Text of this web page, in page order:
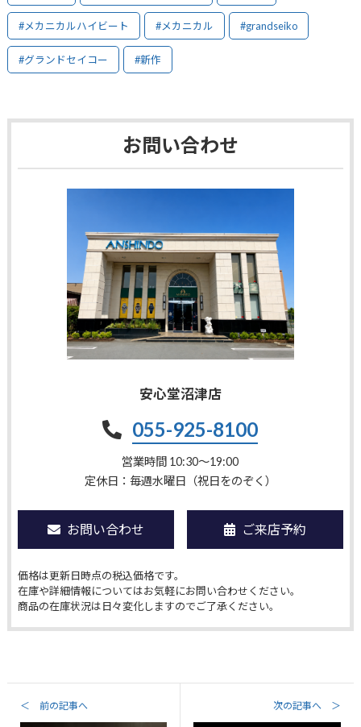
#メカニカルハイビート #メカニカル #grandseiko
#グランドセイコー #新作
お問い合わせ
安心堂沼津店
055-925-8100
営業時間 10:30〜19:00
定休日：毎週水曜日（祝日をのぞく）
お問い合わせ ご来店予約
価格は更新日時点の税込価格です。
在庫や詳細情報についてはお気軽にお問い合わせください。
商品の在庫状況は日々変化しますのでご了承ください。
＜ 前の記事へ 次の記事へ ＞